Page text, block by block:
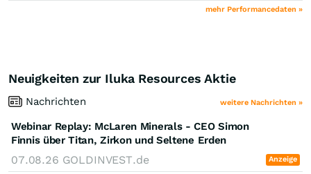
mehr Performancedaten »
Neuigkeiten zur Iluka Resources Aktie
Nachrichten weitere Nachrichten »
Webinar Replay: McLaren Minerals - CEO Simon
Finnis über Titan, Zirkon und Seltene Erden
07.08.26 GOLDINVEST.de Anzeige